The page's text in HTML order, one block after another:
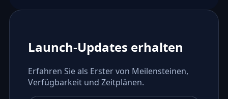
Launch-Updates erhalten
Erfahren Sie als Erster von Meilensteinen,
Verfügbarkeit und Zeitplänen.